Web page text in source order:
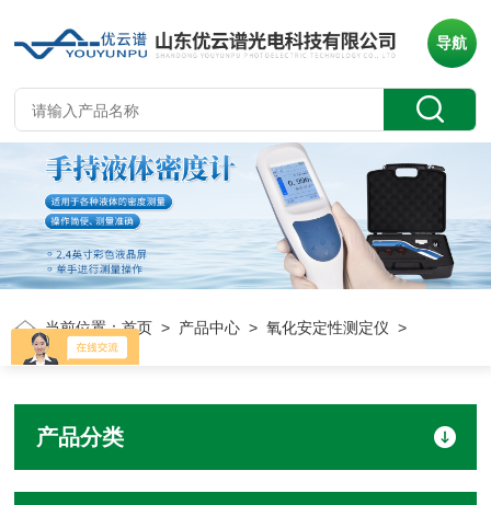
导航
当前位置：首页 > 产品中心 >氧化安定性测定仪 >
产品分类